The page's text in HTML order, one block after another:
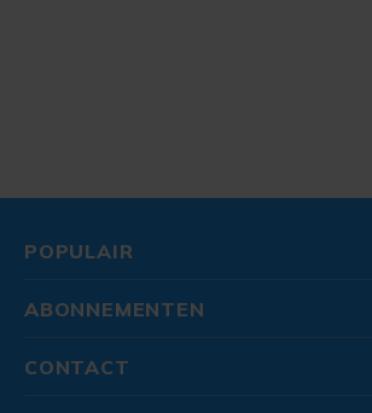
POPULAIR
ABONNEMENTEN
CONTACT